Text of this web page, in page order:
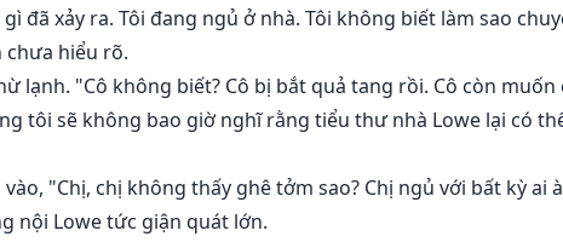
đã xảy ra. Tôi đang ngủ ở nhà. Tôi không biết làm sao
chưa hiểu rõ.
lạnh. "Cô không biết? Cô bị bắt quả tang rồi. Cô còn
tôi sẽ không bao giờ nghĩ rằng tiểu thư nhà Lowe lại có
"Chị, chị không thấy ghê tởm sao? Chị ngủ với bất kỳ ai
nội Lowe tức giận quát lớn.